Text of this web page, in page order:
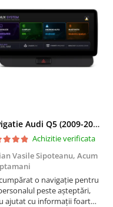
Navigatie Audi Q5 (2009-2017), Linux OS & OEM, MMI 3G, CarPlay & Android Auto Wireless, MirrorLink, Camera AHD, 12.3 Inch - AD-BGAALNXH+AD-BGRKITQ5002
Achizitie verificata
Vasile Sipoteanu, Acum
o navigație pentru
peste așteptări,
ajutat cu informații foarte